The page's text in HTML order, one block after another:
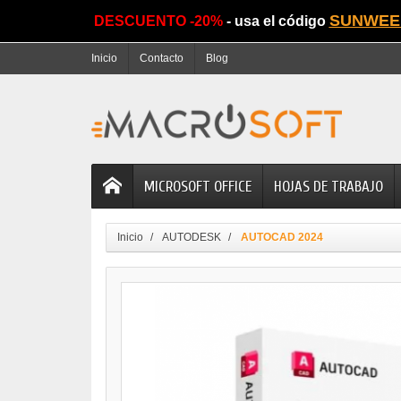
DESCUENTO -20% - usa el código
Inicio Contacto Blog
MICROSOFT OFFICE HOJAS DE TRABAJO
Inicio AUTODESK AUTOCAD 2024